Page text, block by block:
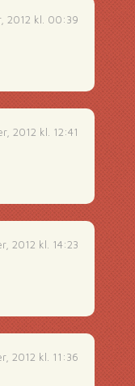
2012 kl. 00:39
2012 kl. 12:41
2012 kl. 14:23
2012 kl. 11:36